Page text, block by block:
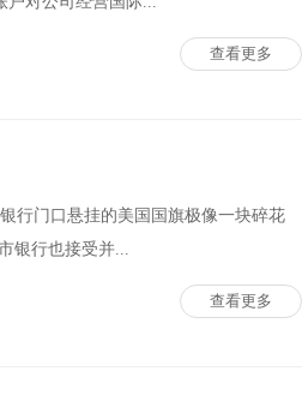
查看更多
行门口悬挂的美国国旗极像一块碎花
银行也接受并...
查看更多